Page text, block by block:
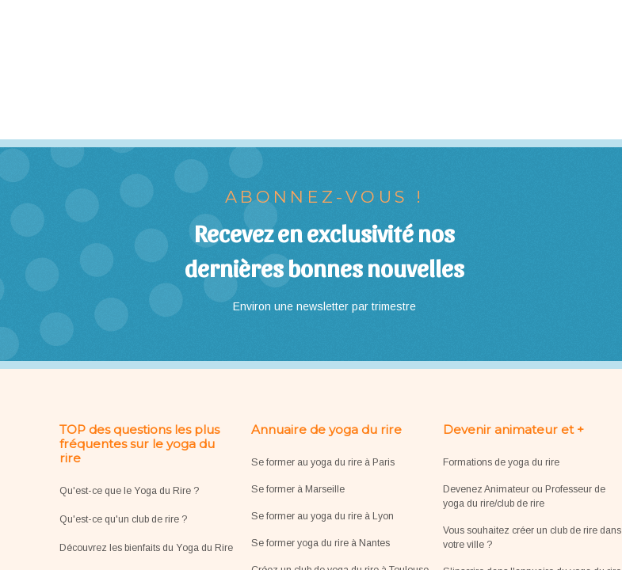
ABONNEZ-VOUS !
Recevez en exclusivité nos
dernières bonnes nouvelles
Environ une newsletter par trimestre
TOP des questions les plus
fréquentes sur le yoga du
rire
Qu'est-ce que le Yoga du Rire ?
Qu'est-ce qu'un club de rire ?
Découvrez les bienfaits du Yoga du Rire
Annuaire de yoga du rire
Se former au yoga du rire à Paris
Se former à Marseille
Se former au yoga du rire à Lyon
Se former yoga du rire à Nantes
Devenir animateur et +
Formations de yoga du rire
Devenez Animateur ou Professeur de
yoga du rire/club de rire
Vous souhaitez créer un club de rire dans
votre ville ?